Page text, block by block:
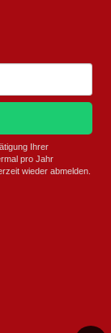
Ihrer
pro Jahr
wieder abmelden.